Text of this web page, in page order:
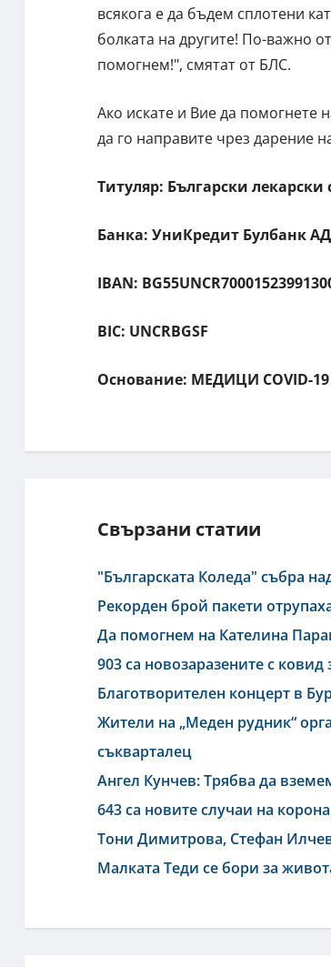
всякога е да бъдем сплотени
болката на другите! По-важно
помогнем!", смятат от БЛС.
Ако искате и Вие да помогнете
да го направите чрез дарение
Титуляр: Български лекарски
Банка: УниКредит Булбанк АД
IВАN:
BIC: UNCRBGSF
Основание: МЕДИЦИ COVID-19
Свързани статии
"Българската Коледа" събра
Рекорден брой пакети
Да помогнем на Кателина
903 са новозаразените с
Благотворителен концерт в
Жители на „Меден рудник“
съквaрталец
Ангел Кунчев: Трябва да
643 са новите случаи на
Тони Димитрова, Стефан
Малката Теди се бори за